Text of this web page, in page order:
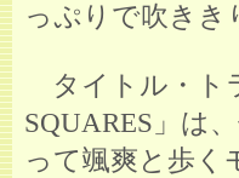
っぷりで吹きき
タイトル・ト
SQUARES」は
って颯爽と歩く